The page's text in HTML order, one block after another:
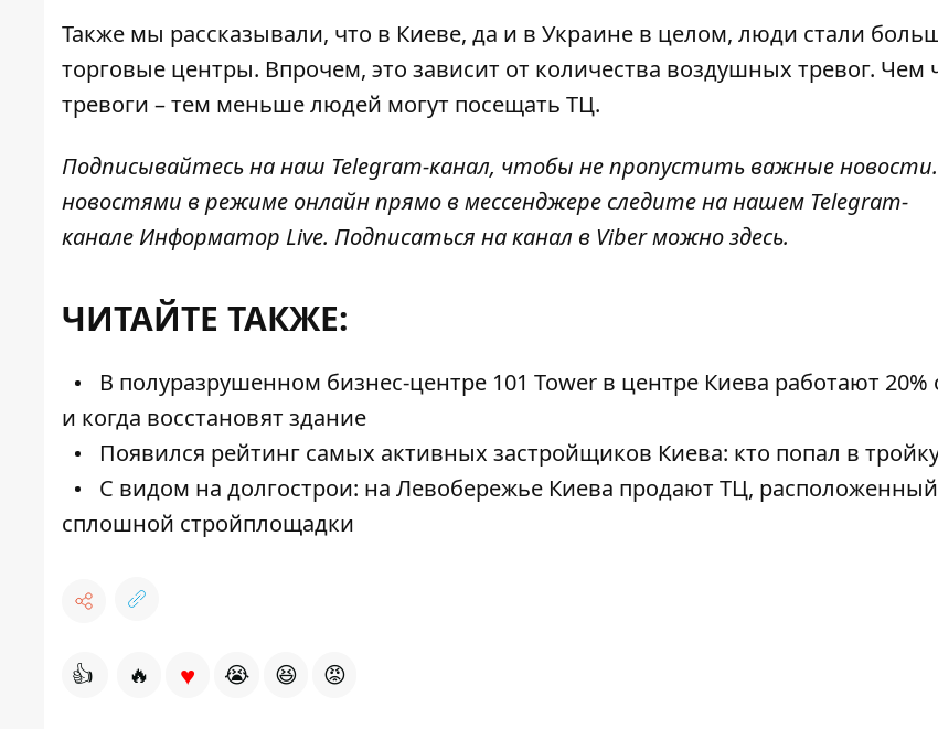
Также мы рассказывали, что в Киеве, да и в Украине в целом, люди стали
торговые центры. Впрочем, это зависит от количества воздушных тревог. Чем
тревоги – тем меньше людей могут посещать ТЦ.
Подписывайтесь на наш Telegram-канал, чтобы не пропустить важные
новостями в режиме онлайн прямо в мессенджере следите на нашем Telegram-
канале Информатор Live. Подписаться на канал в Viber можноздесь.
ЧИТАЙТЕ ТАКЖЕ:
В полуразрушенном бизнес-центре 101 Tower в центре Киева работают 20%
и когда восстановят здание
Появился рейтинг самых активных застройщиков Киева: кто попал в
С видом на долгострои: на Левобережье Киева продают ТЦ,
сплошной стройплощадки
👍 🔥 ♥ 😭 😆 😡